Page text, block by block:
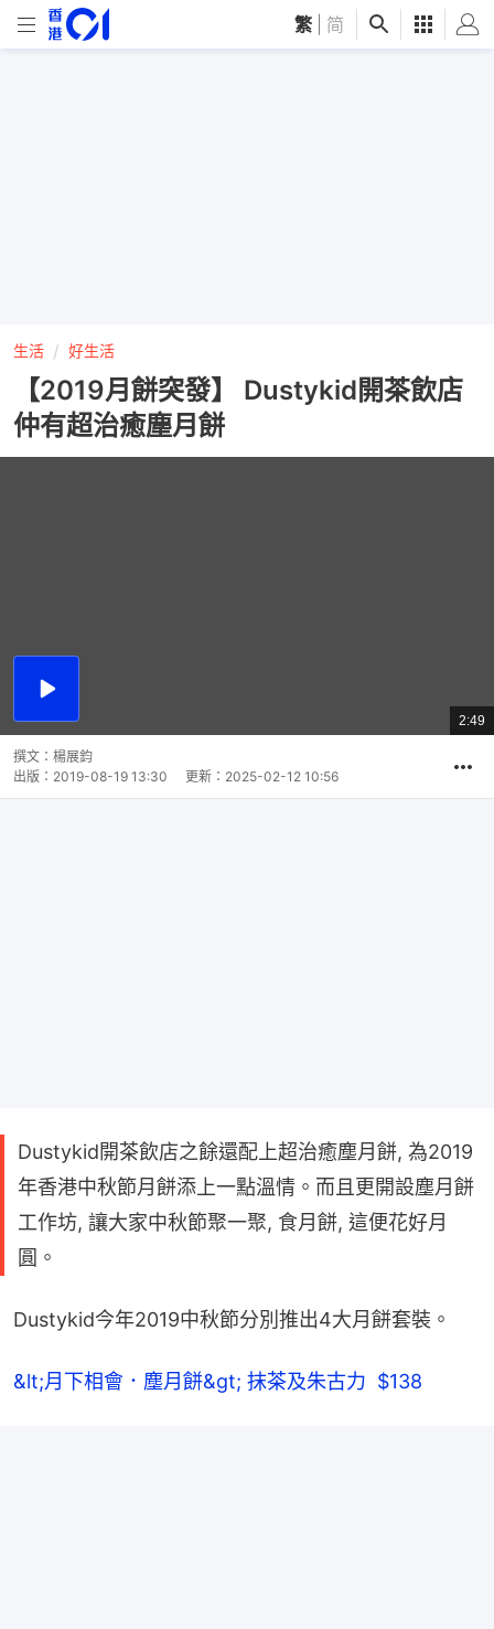
繁 简
生活 好生活
【2019月餅突發】 Dustykid開茶飲店
仲有超治癒塵月餅
播
總
共
2:49
撰文： 楊展鈞
出版： 2019-08-19 13:30 更新： 2025-02-12 10:56
Dustykid開茶飲店之餘還配上超治癒塵月餅, 為2019
年香港中秋節月餅添上一點溫情。而且更開設塵月餅
工作坊, 讓大家中秋節聚一聚, 食月餅, 這便花好月
圓。
Dustykid今年2019中秋節分別推出4大月餅套裝。
&lt;月下相會．塵月餅&gt; 抹茶及朱古力  $138